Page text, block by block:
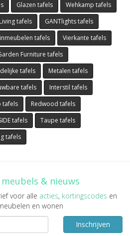
Glazen tafels
Wehkamp tafels
tafels
GANTlights tafels
tafels
Vierkante tafels
Furniture tafels
tafels
Metalen tafels
tafels
Interstil tafels
tafels
Redwood tafels
tafels
Taupe tafels
tafels
& nieuws
voor alle acties, kortingscodes en
en wonen
Inschrijven